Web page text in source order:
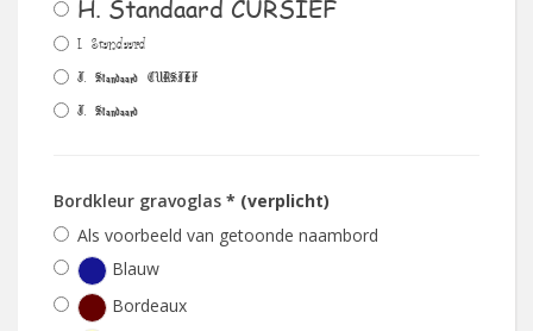
H. Standaard CURSIEF
I. Standaard
J. Standaard CURSIEF
J. Standaard
Bordkleur gravoglas * (verplicht)
Als voorbeeld van getoonde naambord
Blauw
Bordeaux